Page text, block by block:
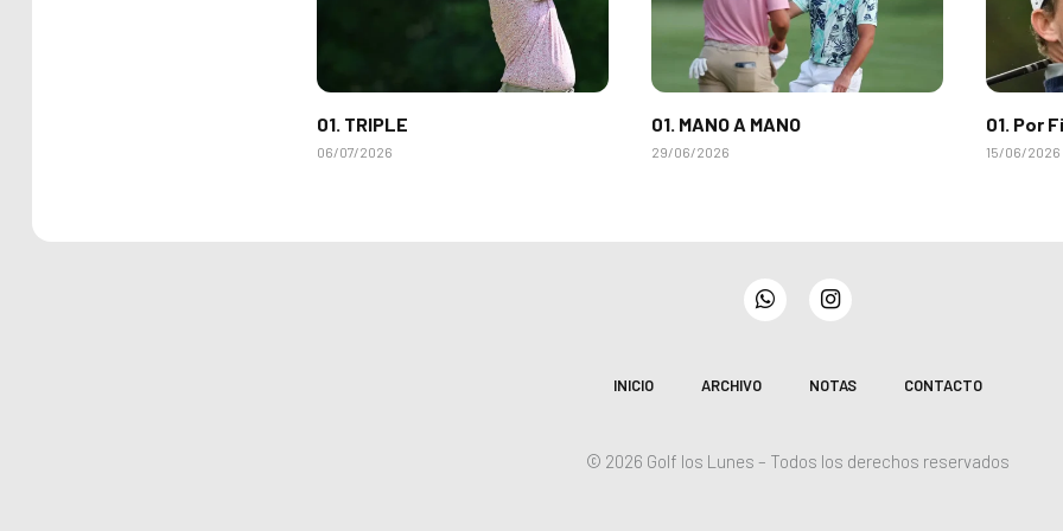
01. TRIPLE
06/07/2026
01. MANO A MANO
29/06/2026
01. Por
15/06/2026
WhatsAppInstagram
INICIO ARCHIVO NOTAS CONTACTO
© 2026 Golf los Lunes – Todos los derechos reservados